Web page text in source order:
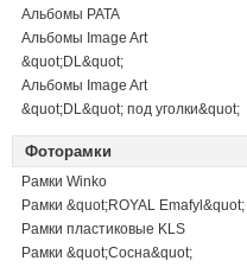
Альбомы PATA
Альбомы Image Art
&quot;DL&quot;
Альбомы Image Art
&quot;DL&quot; под уголки&quot;
Фоторамки
Рамки Winko
Рамки &quot;ROYAL Emafyl&quot;
Рамки пластиковые KLS
Рамки &quot;Сосна&quot;